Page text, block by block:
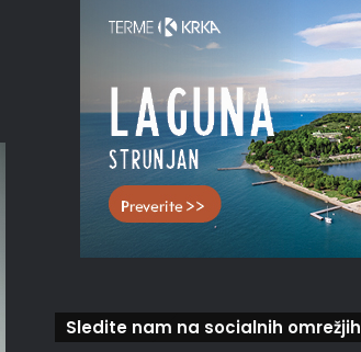
Sledite nam na socialnih omrežjih